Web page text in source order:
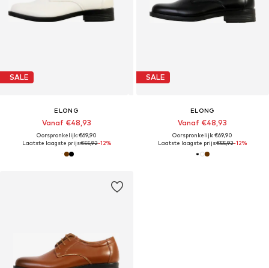
SALE
ELONG
Vanaf €48,93
Oorspronkelijk: €69,90
Laatste laagste prijs:€55,92-12%
SALE
ELONG
Vanaf €48,93
Oorspronkelijk: €69,90
Laatste laagste prijs:€55,92-12%